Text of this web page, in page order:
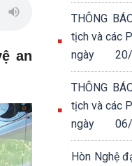
an
THÔNG
tịch và các
ngày
24/7/2026)
THÔNG
tịch và các
ngày
10/7/2026)
Hòn Nghệ